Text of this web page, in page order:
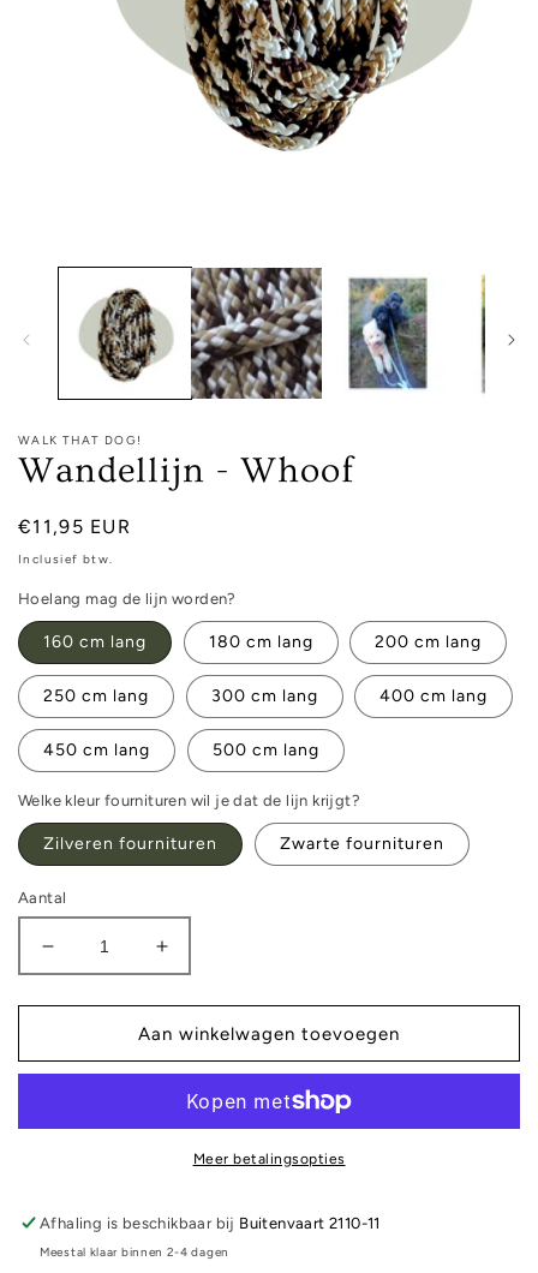
WALK THAT DOG!
Wandellijn - Whoof
Normale
prijs
€11,95 EUR
Inclusief btw.
Hoelang mag de lijn worden?
160 cm lang 180 cm lang 200 cm lang
250 cm lang 300 cm lang 400 cm lang
450 cm lang 500 cm lang
Welke kleur fournituren wil je dat de lijn krijgt?
Zilveren fournituren Zwarte fournituren
Aantal
Aantal
verlagen
voor
Wandellijn
-
Aantal
verhogen
voor
Wandellijn
-
Aan winkelwagen toevoegen
Meer betalingsopties
Afhaling is beschikbaar bij Buitenvaart 2110-11
Meestal klaar binnen 2-4 dagen